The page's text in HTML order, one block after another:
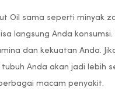
Oil sama seperti minyak
langsung Anda
dan kekuatan Anda.
tubuh Anda akan jadi lebih
macam penyakit.